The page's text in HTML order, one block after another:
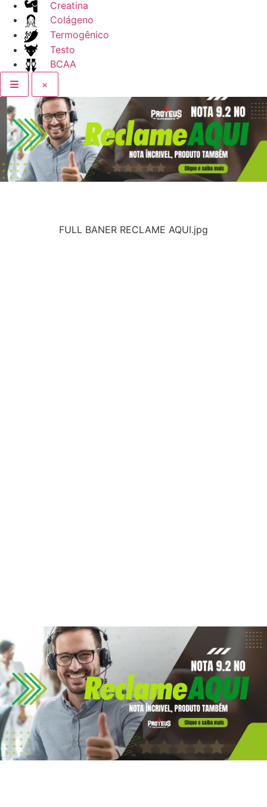
Creatina
Colágeno
Termogênico
Testo
BCAA
×
FULL BANER RECLAME AQUI.jpg